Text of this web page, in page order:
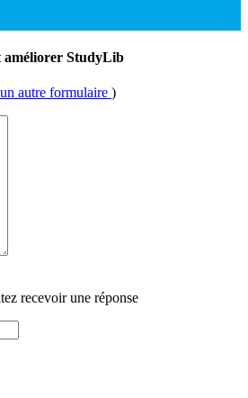
améliorer StudyLib
un autre formulaire )
recevoir une réponse